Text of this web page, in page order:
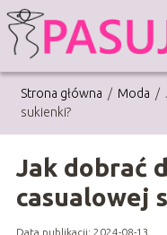
Strona główna / Moda /
sukienki?
Jak dobrać
casualowej
Data publikacji: 2024-08-13